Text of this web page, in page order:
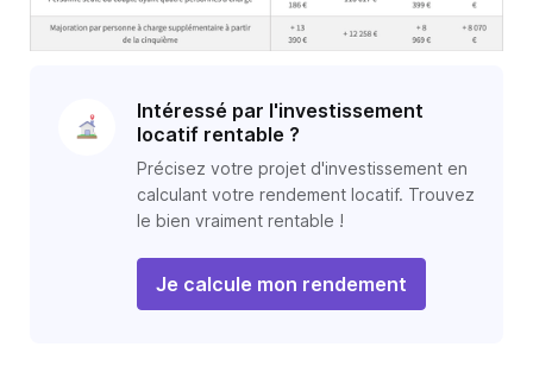
Intéressé par l'investissement
locatif rentable ?
Précisez votre projet d'investissement en
calculant votre rendement locatif. Trouvez
le bien vraiment rentable !
Je calcule mon rendement